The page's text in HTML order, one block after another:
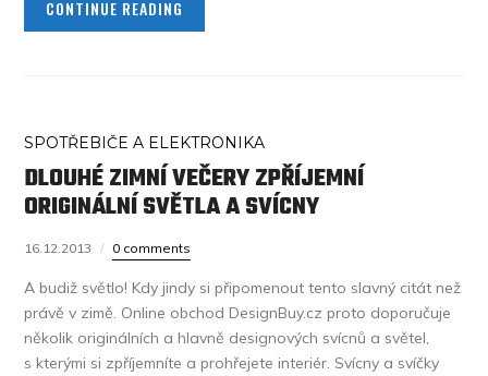
CONTINUE READING
SPOTŘEBIČE A ELEKTRONIKA
DLOUHÉ ZIMNÍ VEČERY ZPŘÍJEMNÍ
ORIGINÁLNÍ SVĚTLA A SVÍCNY
16.12.2013 0 comments
A budiž světlo! Kdy jindy si připomenout tento slavný citát než
právě v zimě. Online obchod DesignBuy.cz proto doporučuje
několik originálních a hlavně designových svícnů a světel,
s kterými si zpříjemníte a prohřejete interiér. Svícny a svíčky